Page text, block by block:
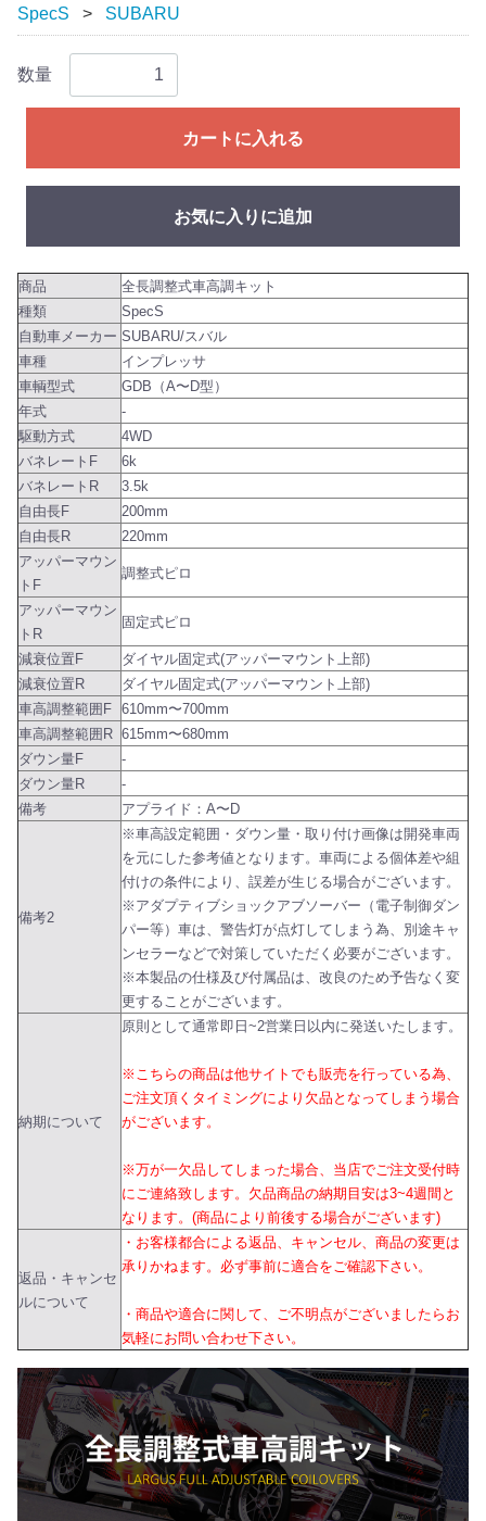
SpecS
SUBARU
数量
カートに入れる
お気に入りに追加
商品
全長調整式車高調キット
種類
SpecS
自動車メーカー SUBARU/スバル
車種
インプレッサ
車輌型式
GDB（A〜D型）
年式
-
駆動方式
4WD
バネレートF
6k
バネレートR
3.5k
自由長F
200mm
自由長R
220mm
アッパーマウン
トF
調整式ピロ
アッパーマウン
トR
固定式ピロ
減衰位置F
ダイヤル固定式(アッパーマウント上部)
減衰位置R
ダイヤル固定式(アッパーマウント上部)
車高調整範囲F 610mm〜700mm
車高調整範囲R 615mm〜680mm
ダウン量F
-
ダウン量R
-
備考
アプライド：A〜D
備考2
※車高設定範囲・ダウン量・取り付け画像は開発車両
を元にした参考値となります。車両による個体差や組
付けの条件により、誤差が生じる場合がございます。
※アダプティブショックアブソーバー（電子制御ダン
パー等）車は、警告灯が点灯してしまう為、別途キャ
ンセラーなどで対策していただく必要がございます。
※本製品の仕様及び付属品は、改良のため予告なく変
更することがございます。
納期について
原則として通常即日~2営業日以内に発送いたします。
※こちらの商品は他サイトでも販売を行っている為、
ご注文頂くタイミングにより欠品となってしまう場合
がございます。
※万が一欠品してしまった場合、当店でご注文受付時
にご連絡致します。欠品商品の納期目安は3~4週間と
なります。(商品により前後する場合がございます)
返品・キャンセ
ルについて
・お客様都合による返品、キャンセル、商品の変更は
承りかねます。必ず事前に適合をご確認下さい。
・商品や適合に関して、ご不明点がございましたらお
気軽にお問い合わせ下さい。